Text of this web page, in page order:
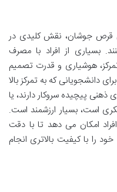
قرص جوشان، نقش کلیدی در
بسیاری از افراد با مصرف
تمرکز، هوشیاری و قدرت تصمیم
دانشجویانی که به تمرکز بالا
ذهنی پیچیده سروکار دارند، یا
است، بسیار ارزشمند است.
امکان می دهد تا با دقت
را با کیفیت بالاتری انجام